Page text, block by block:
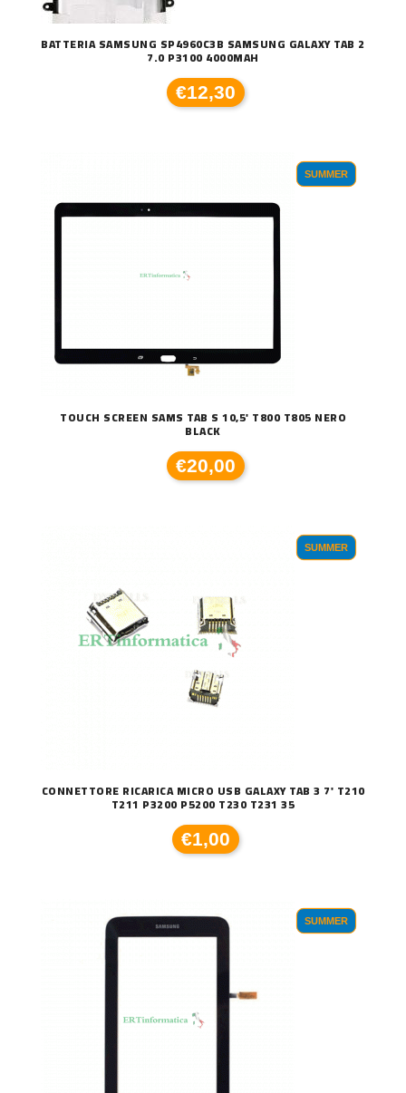
BATTERIA SAMSUNG SP4960C3B SAMSUNG GALAXY TAB 2
7.0 P3100 4000MAH
€12,30
SUMMER
TOUCH SCREEN SAMS TAB S 10,5' T800 T805 NERO
BLACK
€20,00
SUMMER
CONNETTORE RICARICA MICRO USB GALAXY TAB 3 7' T210
T211 P3200 P5200 T230 T231 35
€1,00
SUMMER